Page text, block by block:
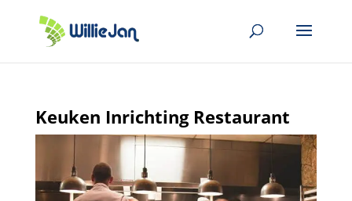
Keuken Inrichting Restaurant